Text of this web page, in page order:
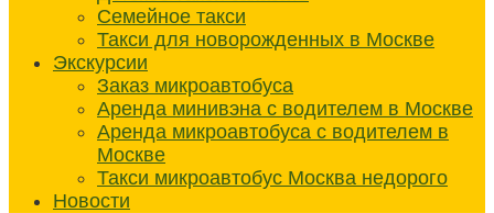
Семейное такси
Такси для новорожденных в Москве
Экскурсии
Заказ микроавтобуса
Аренда минивэна с водителем в Москве
Аренда микроавтобуса с водителем в
Москве
Такси микроавтобус Москва недорого
Новости